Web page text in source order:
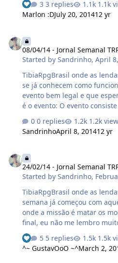
pure energy e 50kk [RP] Oracle recebeu
booster [EK] Whos That recebeu 3 dias autoloot
colocava para upar ou
conseguiu sair ? upo muito
com #EUFIZ e fala o que você fez para nós estamos
curiosos em saber ^^
vai ganhar 10kk). Aqui va…
3 replies
1.1k
Marlon :DJuly 20, 201412 yr
08/04/14 - Jornal Semanal
Started bySandrinho,April
TibiaRpgBrasil onde as lendas
se já conhecem como
evento bem legal e que espero
é o evento: O evento consiste em um trabalho de
waves mais longas! Super Survival, o que muda? A
principal mudança, é de que
event. Objetivo: Sobreviver ao maior número de waves
que conseguir. Localização:
no templo de enigma, no
Premiação automática: Quando o jogador morrer na
arena, irá receber 30k em
que s…
0 replies
1.2k
SandrinhoApril 8, 201412 yr
24/02/14 - Jornal Semanal
Started bySandrinho,
TibiaRpgBrasil onde as lendas nascem
semana já começou com
onde a missão é matar os
final, eu não me lembro
(Na verdade eu morri por
beleza) enfim foi um
outro dia teve o nosso
5 replies
1.5k
^~ GustavOoO ~^March 2,